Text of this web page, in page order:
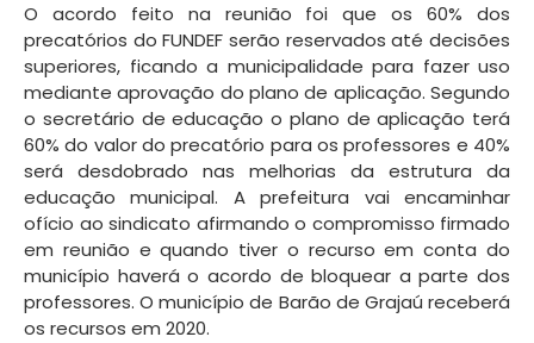
O acordo feito na reunião foi que os 60% dos
precatórios do FUNDEF serão reservados até decisões
superiores, ficando a municipalidade para fazer uso
mediante aprovação do plano de aplicação. Segundo
o secretário de educação o plano de aplicação terá
60% do valor do precatório para os professores e 40%
será desdobrado nas melhorias da estrutura da
educação municipal. A prefeitura vai encaminhar
ofício ao sindicato afirmando o compromisso firmado
em reunião e quando tiver o recurso em conta do
município haverá o acordo de bloquear a parte dos
professores. O município de Barão de Grajaú receberá
os recursos em 2020.